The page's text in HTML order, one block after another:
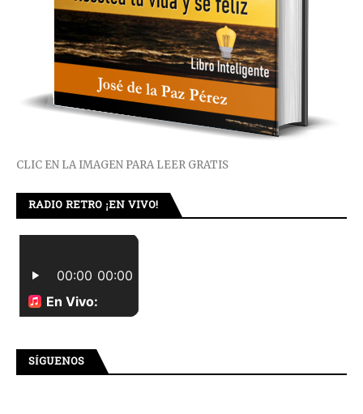
CLIC EN LA IMAGEN PARA LEER GRATIS
RADIO RETRO ¡EN VIVO!
SÍGUENOS